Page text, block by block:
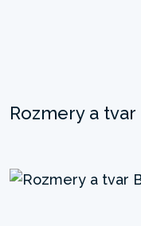
Rozmery a tvar